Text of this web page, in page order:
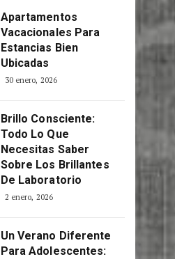
Apartamentos
Vacacionales Para
Estancias Bien
Ubicadas
30 enero, 2026
Brillo Consciente:
Todo Lo Que
Necesitas Saber
Sobre Los Brillantes
De Laboratorio
2 enero, 2026
Un Verano Diferente
Para Adolescentes: